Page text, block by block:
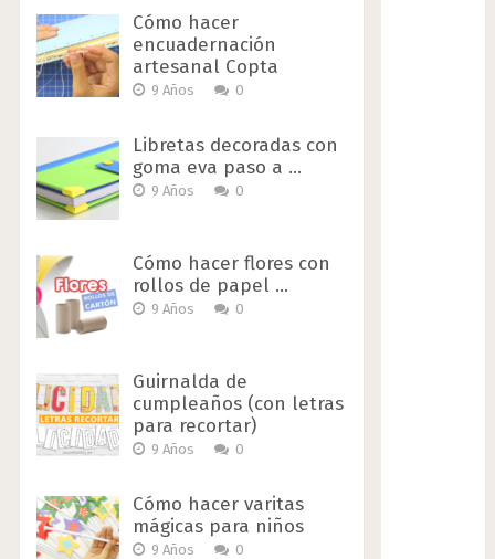
Cómo hacer
encuadernación
artesanal Copta
9 Años 0
Libretas decoradas con
goma eva paso a …
9 Años 0
Cómo hacer flores con
rollos de papel …
9 Años 0
Guirnalda de
cumpleaños (con letras
para recortar)
9 Años 0
Cómo hacer varitas
mágicas para niños
9 Años 0